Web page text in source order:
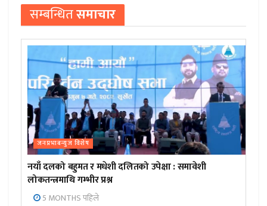
सम्बन्धितसमाचार
जनप्रभाबन्युज विशेष
नयाँ दलको बहुमत र मधेशी दलितको उपेक्षा : समावेशी
लोकतन्त्रमाथि गम्भीर प्रश्न
5 MONTHS पहिले